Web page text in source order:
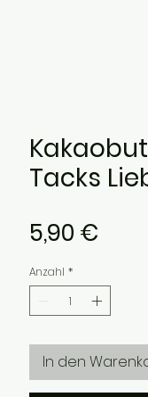
Tacks
5,90 €
Anzahl *
In den